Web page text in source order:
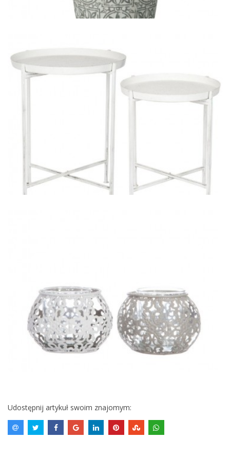
Udostępnij artykuł swoim znajomym: